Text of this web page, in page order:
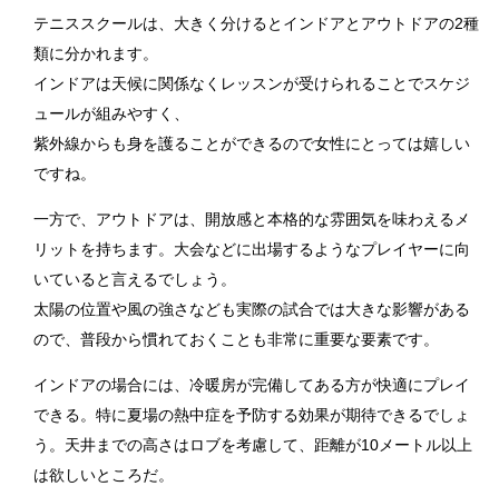
テニススクールは、大きく分けるとインドアとアウトドアの2種
類に分かれます。
インドアは天候に関係なくレッスンが受けられることでスケジ
ュールが組みやすく、
紫外線からも身を護ることができるので女性にとっては嬉しい
ですね。
一方で、アウトドアは、開放感と本格的な雰囲気を味わえるメ
リットを持ちます。大会などに出場するようなプレイヤーに向
いていると言えるでしょう。
太陽の位置や風の強さなども実際の試合では大きな影響がある
ので、普段から慣れておくことも非常に重要な要素です。
インドアの場合には、冷暖房が完備してある方が快適にプレイ
できる。特に夏場の熱中症を予防する効果が期待できるでしょ
う。天井までの高さはロブを考慮して、距離が10メートル以上
は欲しいところだ。